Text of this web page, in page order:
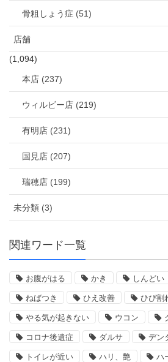
骨粗しょう症 (51)
店舗
(1,094)
本店 (237)
ウィルビー店 (219)
有明店 (231)
国見店 (207)
瑞穂店 (199)
未分類 (3)
関連ワード一覧
お腹がはる かき しんどい
ねばつき ひえ改善 ひび割
やる気が起きない ウコン
コロナ後遺症 ダルサ デン
トイレが近い ハリ、艶 ハ